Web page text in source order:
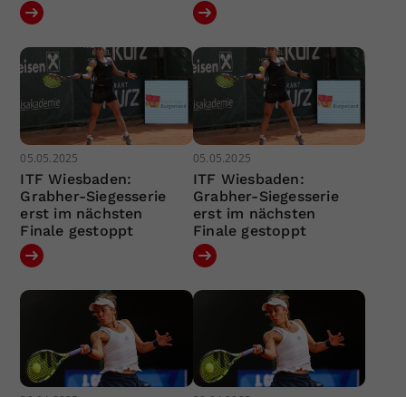
05.05.2025
ITF Wiesbaden:
Grabher-Siegesserie
erst im nächsten
Finale gestoppt
05.05.2025
ITF Wiesbaden:
Grabher-Siegesserie
erst im nächsten
Finale gestoppt